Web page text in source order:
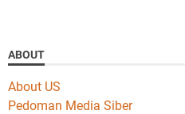
ABOUT
About US
Pedoman Media Siber